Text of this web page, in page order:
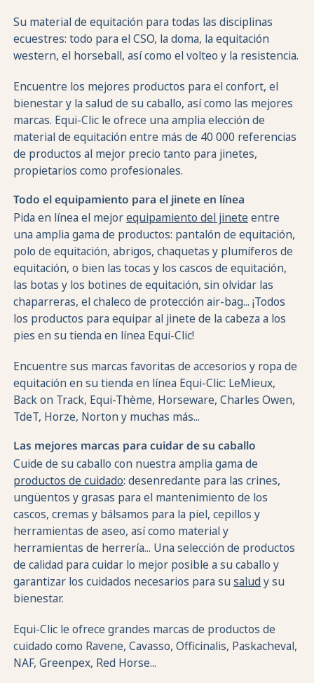
Su material de equitación para todas las disciplinas
ecuestres: todo para el CSO, la doma, la equitación
western, el horseball, así como el volteo y la resistencia.
Encuentre los mejores productos para el confort, el
bienestar y la salud de su caballo, así como las mejores
marcas. Equi-Clic le ofrece una amplia elección de
material de equitación entre más de 40 000 referencias
de productos al mejor precio tanto para jinetes,
propietarios como profesionales.
Todo el equipamiento para el jinete en línea
Pida en línea el mejorequipamiento del jinete entre
una amplia gama de productos: pantalón de equitación,
polo de equitación, abrigos, chaquetas y plumíferos de
equitación, o bien las tocas y los cascos de equitación,
las botas y los botines de equitación, sin olvidar las
chaparreras, el chaleco de protección air-bag... ¡Todos
los productos para equipar al jinete de la cabeza a los
pies en su tienda en línea Equi-Clic!
Encuentre sus marcas favoritas de accesorios y ropa de
equitación en su tienda en línea Equi-Clic: LeMieux,
Back on Track, Equi-Thème, Horseware, Charles Owen,
TdeT, Horze, Norton y muchas más...
Las mejores marcas para cuidar de su caballo
Cuide de su caballo con nuestra amplia gama de
productos de cuidado: desenredante para las crines,
ungüentos y grasas para el mantenimiento de los
cascos, cremas y bálsamos para la piel, cepillos y
herramientas de aseo, así como material y
herramientas de herrería... Una selección de productos
de calidad para cuidar lo mejor posible a su caballo y
garantizar los cuidados necesarios para susalud y su
bienestar.
Equi-Clic le ofrece grandes marcas de productos de
cuidado como Ravene, Cavasso, Officinalis, Paskacheval,
NAF, Greenpex, Red Horse...